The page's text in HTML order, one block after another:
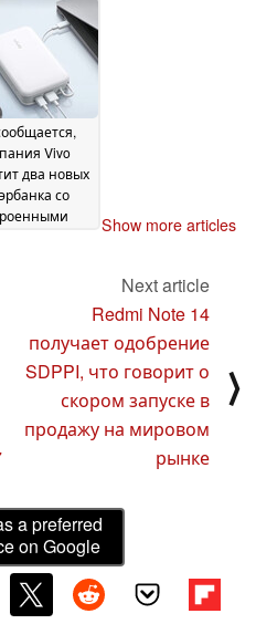
2024
Vivo
два новых
со
Show more articles
Next article
Redmi Note 14
получает одобрение
SDPPI, что говорит о
скором запуске в
продажу на мировом
рынке
⟩
a preferred
on Google